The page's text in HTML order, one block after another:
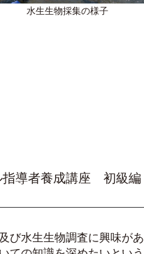
水生生物採集の様子
指導者養成講座 初級編
び水生生物調査に興味があ